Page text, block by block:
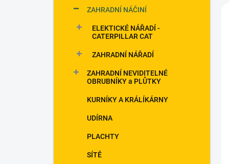
ZAHRADNÍ NÁČINÍ
ELEKTICKÉ NÁŘADÍ -
CATERPILLAR CAT
ZAHRADNÍ NÁŘADÍ
ZAHRADNÍ NEVIDITELNÉ
OBRUBNÍKY a PLŮTKY
KURNÍKY A KRÁLÍKÁRNY
UDÍRNA
PLACHTY
SÍTĚ